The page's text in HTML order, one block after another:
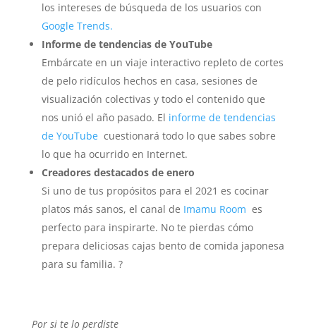
los intereses de búsqueda de los usuarios con
Google Trends.
Informe de tendencias de YouTube
Embárcate en un viaje interactivo repleto de cortes
de pelo ridículos hechos en casa, sesiones de
visualización colectivas y todo el contenido que
nos unió el año pasado. El informe de tendencias
de YouTubecuestionará todo lo que sabes sobre
lo que ha ocurrido en Internet.
Creadores destacados de enero
Si uno de tus propósitos para el 2021 es cocinar
platos más sanos, el canal de Imamu Room es
perfecto para inspirarte. No te pierdas cómo
prepara deliciosas cajas bento de comida japonesa
para su familia. ?
Por si te lo perdiste